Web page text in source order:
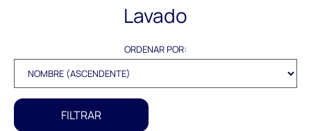
Lavado
ORDENAR POR:
FILTRAR